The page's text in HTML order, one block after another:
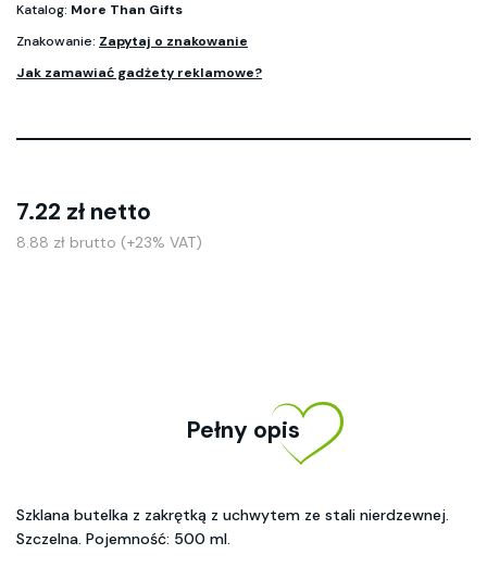
Katalog: More Than Gifts
Znakowanie: Zapytaj o znakowanie
Jak zamawiać gadżety reklamowe?
7.22 zł netto
8.88 zł brutto (+23% VAT)
Pełny opis
Szklana butelka z zakrętką z uchwytem ze stali nierdzewnej.
Szczelna. Pojemność: 500 ml.